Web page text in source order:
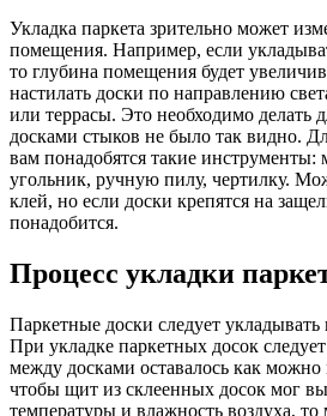
Укладка паркета зрительно может
помещения. Например, если
то глубина помещения будет
настилать доски по направлению
или террасы. Это необходимо делать
досками стыков не было так видно.
вам понадобятся такие инструменты:
угольник, ручную пилу, чертилку.
клей, но если доски крепятся на
понадобится.
Процесс укладки
Паркетные доски следует укладывать
При укладке паркетных досок
между досками оставалось как
чтобы щит из склеенных досок мог
температуры и влажность воздуха,